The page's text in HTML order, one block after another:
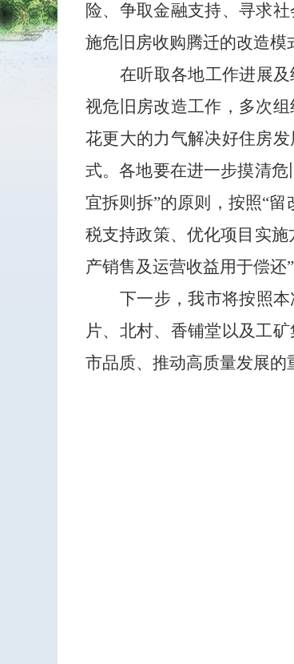
险、争取金融支持、寻求
施危旧房收购腾迁的改造模
在听取各地工作进展
视危旧房改造工作， 多次组
花更大的力气解决好住房发
式。各地要在进一步摸清
宜拆则拆”的原则，按照“留
税支持政策、优化项目实施
产销售及运营收益用于偿还”
下一步，我市将按照
片、北村、香铺堂以及工
市品质、推动高质量发展的